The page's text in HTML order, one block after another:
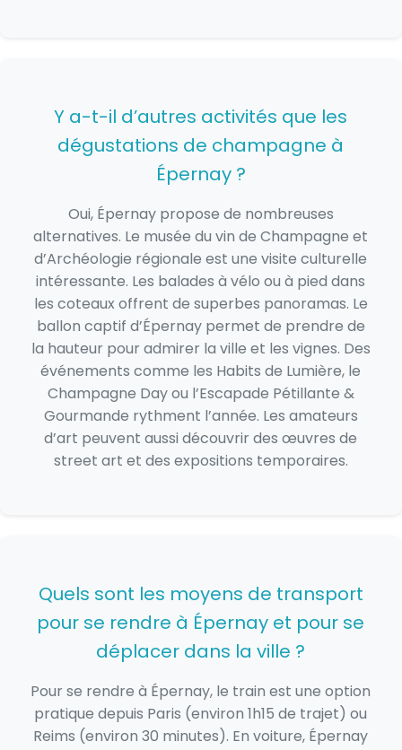
Y a-t-il d’autres activités que les
dégustations de champagne à
Épernay ?
Oui, Épernay propose de nombreuses
alternatives. Le musée du vin de Champagne et
d’Archéologie régionale est une visite culturelle
intéressante. Les balades à vélo ou à pied dans
les coteaux offrent de superbes panoramas. Le
ballon captif d’Épernay permet de prendre de
la hauteur pour admirer la ville et les vignes. Des
événements comme les Habits de Lumière, le
Champagne Day ou l’Escapade Pétillante &
Gourmande rythment l’année. Les amateurs
d’art peuvent aussi découvrir des œuvres de
street art et des expositions temporaires.
Quels sont les moyens de transport
pour se rendre à Épernay et pour se
déplacer dans la ville ?
Pour se rendre à Épernay, le train est une option
pratique depuis Paris (environ 1h15 de trajet) ou
Reims (environ 30 minutes). En voiture, Épernay